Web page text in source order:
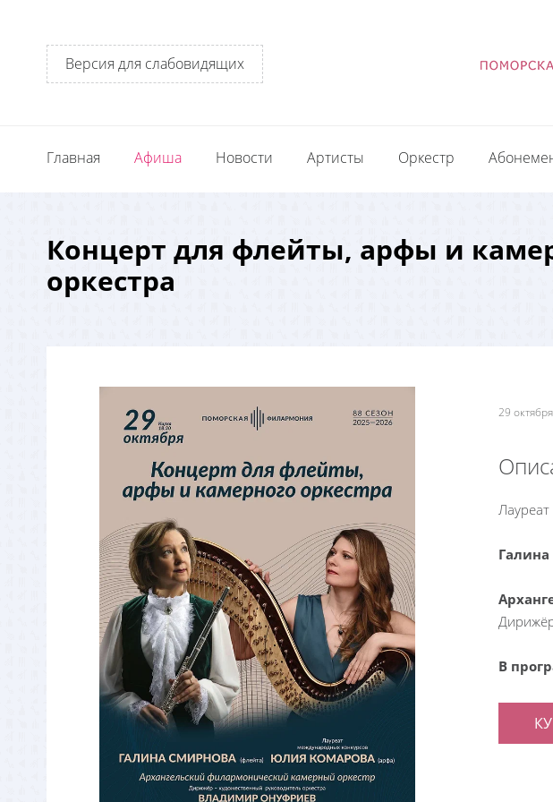
Версия для слабовидящих
Главная Афиша Новости Артисты Оркестр
Концерт для флейты, арфы и
оркестра
29
В